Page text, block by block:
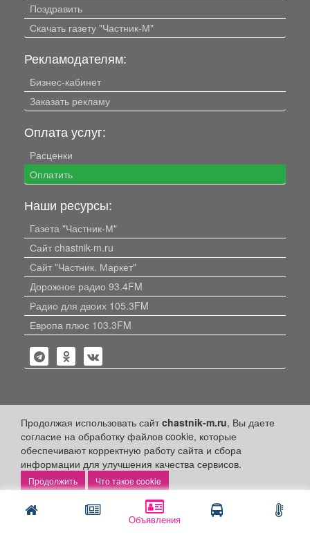
Объявления
Продолжая использовать сайтchastnik-m.ru, Вы даете
согласие на обработку файлов cookie, которые
обеспечивают корректную работу сайта и сбора
информации для улучшения качества сервисов.
Что такое cookie
Поздравить
Скачать газету "Частник-М"
Рекламодателям:
Бизнес-кабинет
Заказать рекламу
Оплата услуг:
Расценки
Оплатить
Наши ресурсы:
Газета "Частник-М"
Сайт chastnik-m.ru
Сайт "Частник. Маркет"
Дорожное радио 93.4FM
Радио для двоих 105.3FM
Европа плюс 103.3FM
Политика конфиденциальности
Публикации с пометкой «Реклама», «На правах рекламы»,
«Партнёрский проект» оплачены рекламодателем.
Редакция сайта не несет ответственности за достоверность
информации, содержащейся в рекламных материалах и
объявлениях.
+16 © 2006-2026 ООО "Частник-М"